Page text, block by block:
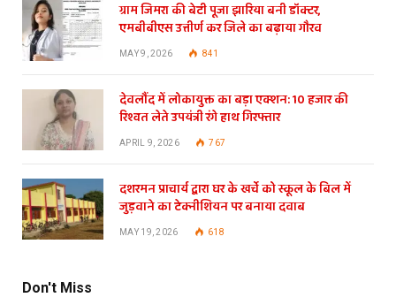
ग्राम जिमरा की बेटी पूजा झारिया बनी डॉक्टर,
एमबीबीएस उत्तीर्ण कर जिले का बढ़ाया गौरव
MAY 9, 2026 841
देवलौंद में लोकायुक्त का बड़ा एक्शन: 10 हजार की
रिश्वत लेते उपयंत्री रंगे हाथ गिरफ्तार
APRIL 9, 2026 767
दशरमन प्राचार्य द्वारा घर के खर्चे को स्कूल के बिल में
जुड़वाने का टेक्नीशियन पर बनाया दवाब
MAY 19, 2026 618
Don't Miss